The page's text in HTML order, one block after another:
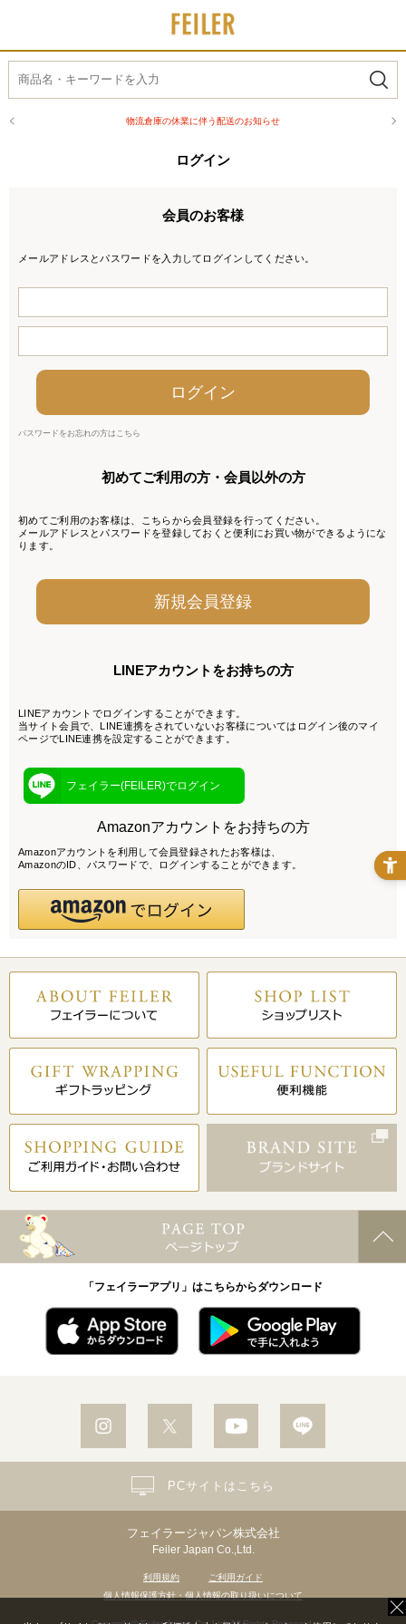
物流倉庫の休業に伴う配送のお知らせ
ログイン
会員のお客様
メールアドレスとパスワードを入力してログインしてください。
パスワードをお忘れの方はこちら
初めてご利用の方・会員以外の方
初めてご利用のお客様は、こちらから会員登録を行ってください。
メールアドレスとパスワードを登録しておくと便利にお買い物ができるようにな
ります。
LINEアカウントをお持ちの方
LINEアカウントでログインすることができます。
当サイト会員で、LINE連携をされていないお客様についてはログイン後のマイ
ページでLINE連携を設定することができます。
フェイラー(FEILER)でログイン
Amazonアカウントをお持ちの方
Amazonアカウントを利用して会員登録されたお客様は、
AmazonのID、パスワードで、ログインすることができます。
「フェイラーアプリ」はこちらからダウンロード
フェイラージャパン株式会社
Feiler Japan Co.,Ltd.
利用規約
ご利用ガイド
個人情報保護方針・個人情報の取り扱いについて
PCサイトはこちら